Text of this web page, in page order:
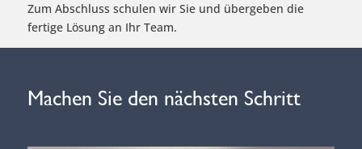
Zum Abschluss schulen wir Sie und übergeben die
fertige Lösung an Ihr Team.
Machen Sie den nächsten Schritt